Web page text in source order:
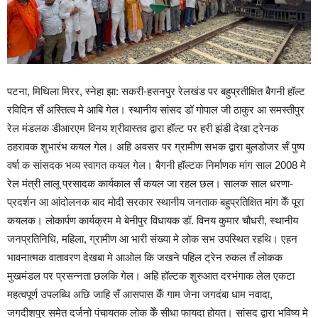
पटना, मिथिला मिरर, स्नेहा झा: सकरी-हसनपुर रेलखंड पर बहुप्रतीक्षित बैगनी हॉल्ट
रविदिन सँ अस्तित्व मे आबि गेल। स्थानीय सांसद डॉ गोपाल जी ठाकुर आ समस्तीपुर
रेल मंडलक डीआरएम विनय श्रीवास्तव द्वारा हॉल्ट पर हरी झंडी देखा ट्रेनक
ठहरावक शुभारंभ कयल गेल। अहि अवसर पर ग्रामीण सभक द्वारा बुलडोजर सँ पुष्प
वर्षा क सांसदक भव्य स्वागत कयल गेल। बैगनी हॉल्टक निर्माणक मांग साल 2008 मे
रेल मंत्री लालू प्रसादक कार्यकाल सँ कयल जा रहल छल। सालक साल धरणा-
प्रदर्शन आ आंदोलनक बाद मोदी सरकार स्थानीय जनताक बहुप्रतिक्षित मांग केँ पूरा
कयलक। लोकार्पण कार्यक्रम मे बेनीपुर विधायक डॉ. विनय कुमार चौधरी, स्थानीय
जनप्रतिनिधि, महिला, ग्रामीण आ भारी संख्या मे लोक सभ उपस्थित रहथि। एहन
भावनात्मक वातावरण देखबा मे आओल कि जखने पहिल ट्रेन रुकल तँ लोकक
मुखमंडल पर प्रसन्नता छलकि गेल। अहि हॉल्टक शुरुआत दरभंगाक लेल एकटा
महत्वपूर्ण उपलब्धि अछि जाहि सँ आसपास केँ गाम जेना जगदंबा धाम नवादा,
जगदीशपुर समेत दर्जनो पंचायतक लोक केँ सीधा फायदा होयत। सांसद द्वारा भविष्य मे